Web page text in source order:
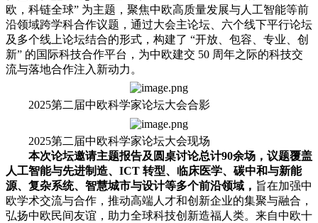
欧，科链全球” 为主题，聚焦中欧高质量发展与人工智能等前
沿领域跨学科合作议题，通过大会主论坛、六个线下平行论坛
及多个线上论坛结合的形式，构建了 “开放、包容、专业、创
新” 的国际科技合作平台，为中欧建交 50 周年之际的科技交
流与落地合作注入新动力。
2025第二届中欧科学家论坛大会合影
2025第二届中欧科学家论坛大会现场
本次论坛邀请主题报告及圆桌讨论总计90余场，议题覆盖
人工智能与先进制造、ICT 转型、临床医学、碳中和与新能
源、复杂系统、智慧城市与设计等多个前沿领域， 旨在加强中
欧学术交流与合作，推动高端人才和创新企业的集聚与融合，
弘扬中欧民间友谊，助力全球科技创新造福人类。来自中欧十